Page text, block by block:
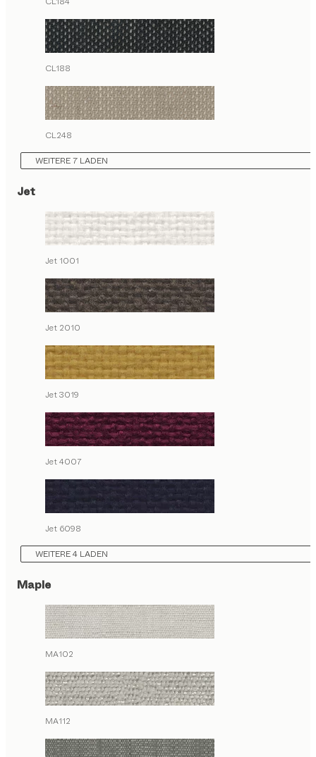
CL188
CL248
WEITERE 7 LADEN
Jet
Jet 1001
Jet 2010
Jet 3019
Jet 4007
Jet 6098
WEITERE 4 LADEN
Maple
MA102
MA112